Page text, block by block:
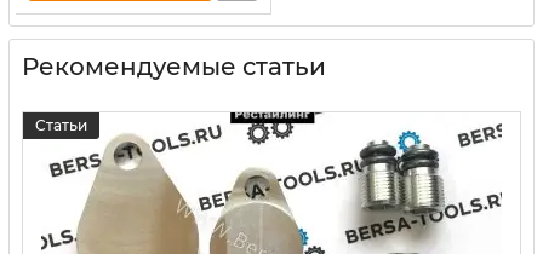
Рекомендуемые статьи
Статьи